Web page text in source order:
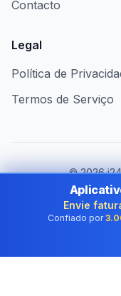
Contacto
Legal
Política de
Termos de Serviço
©2026i24
Ao
Mudar de
Envie
Confiado por